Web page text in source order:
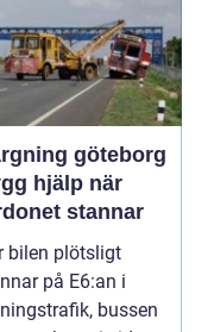
göteborg
hjälp när
stannar
bilen plötsligt
på E6:an i
bussen